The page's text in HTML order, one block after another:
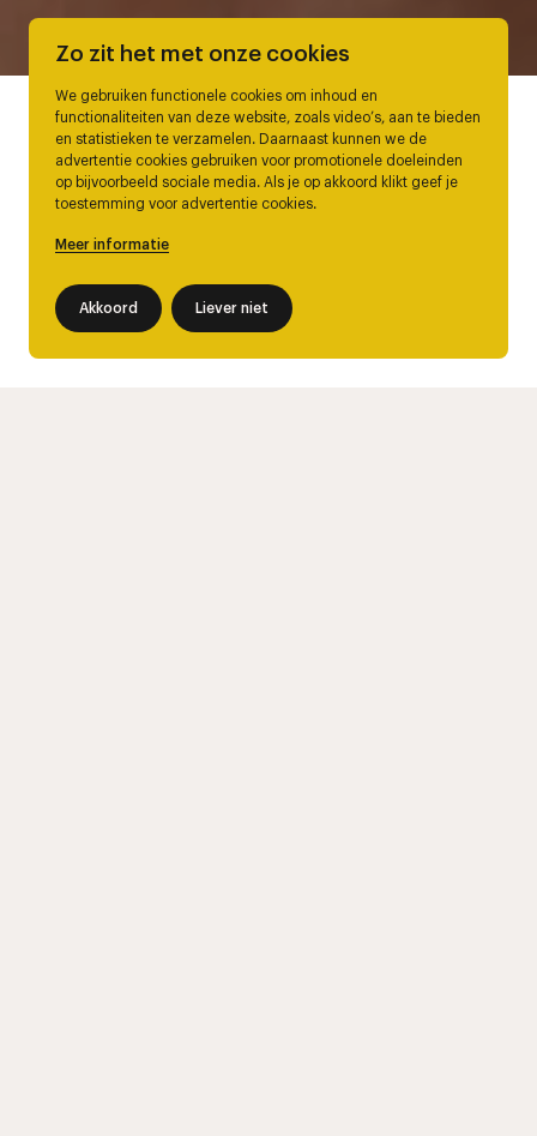
Zo zit het met onze cookies
We gebruiken functionele cookies om inhoud en
functionaliteiten van deze website, zoals video’s, aan te bieden
en statistieken te verzamelen. Daarnaast kunnen we de
advertentie cookies gebruiken voor promotionele doeleinden
op bijvoorbeeld sociale media. Als je op akkoord klikt geef je
toestemming voor advertentie cookies.
Meer informatie
Akkoord Liever niet